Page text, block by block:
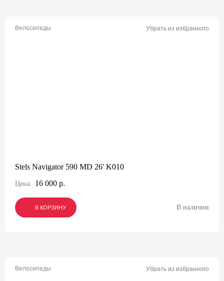
Велосипеды Убрать из избранного
Stels Navigator 590 MD 26' K010
Цена: 16 000 р.
В КОРЗИНУ
В КОРЗИНУ
В КОРЗИНУ В наличии
Велосипеды Убрать из избранного